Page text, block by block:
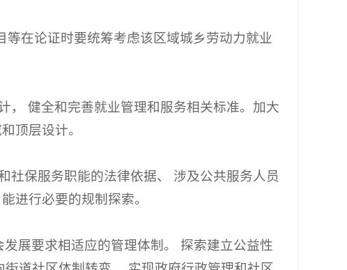
在论证时要统筹考虑该区域城乡劳动力就业
， 健全和完善就业管理和服务相关标准。加大
顶层设计。
社保服务职能的法律依据、 涉及公共服务人员
进行必要的规制探索。
展要求相适应的管理体制。 探索建立公益性